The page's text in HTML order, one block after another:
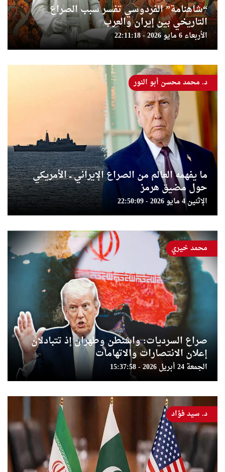
“شاهنامة” الفردوسي تفسر سبب الصراع
التاريخي بين إيران والعرب
الأربعاء 6 مايو 2026 - 22:11:18
ما يفهمه العالم من الصراع الإيراني ــ الأمريكي
حول مضيق هرمز
الإثنين 4 مايو 2026 - 22:50:09
د. محمد محسن أبو النور
صراع السرديات: واشنطن وطهران إذ تتبادلان
إعلان الانتصارات والاتهامات
الجمعة 24 أبريل 2026 - 15:37:58
محمد خيري
د. سيد فؤاد